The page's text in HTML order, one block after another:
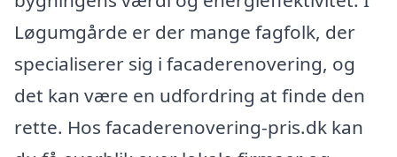
Løgumgårde er der mange fagfolk, der
specialiserer sig i facaderenovering, og
det kan være en udfordring at finde den
rette. Hos facaderenovering-pris.dk kan